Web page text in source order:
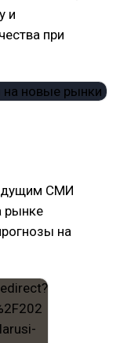
и
при
СМИ
рынке
на